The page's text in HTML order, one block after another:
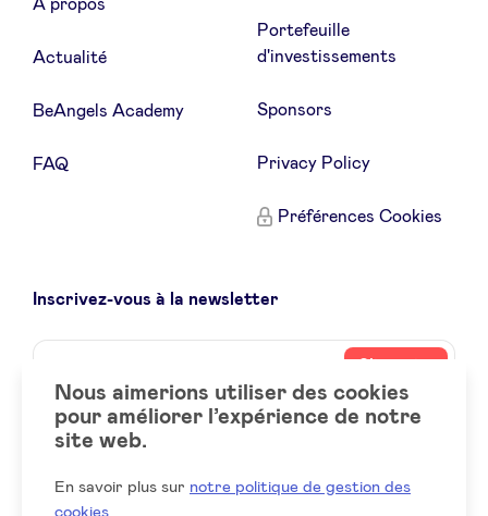
À propos
Actualité
BeAngels Academy
FAQ
Portefeuille
d'investissements
Sponsors
Privacy Policy
Préférences Cookies
Inscrivez-vous à la newsletter
Name
Votre
email
Social
LinkedIn
Nous aimerions utiliser des cookies
pour améliorer l’expérience de notre
site web.
En savoir plus sur notre politique de gestion des
cookies